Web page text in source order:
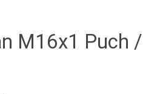
M16x1 Puch /